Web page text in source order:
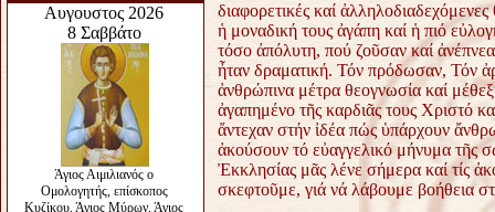
διαφορετικές καί
ἡ μοναδική τους ἀγάπη καί ἡ πιό
τόσο ἀπόλυτη, πού ζοῦσαν καί
ἦταν δραματική. Τόν πρόδωσαν, Τόν
ἀνθρώπινα μέτρα θεογνωσία καί
ἀγαπημένο τῆς καρδιᾶς τους Χριστό
ἄντεχαν στήν ἰδέα πώς ὑπάρχουν
ἀκούσουν τό εὐαγγελικό μήνυμα τῆς
Ἐκκλησίας μᾶς λένε σήμερα καί τίς
σκεφτοῦμε, γιά νά λάβουμε βοήθεια